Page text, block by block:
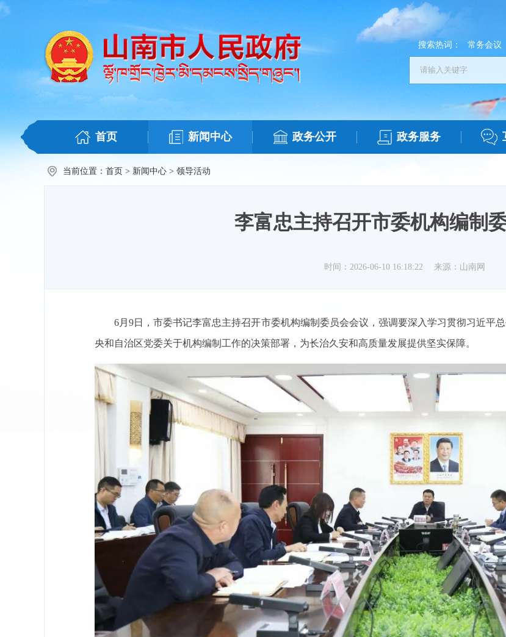
搜索热词： 常务会议
首页 新闻中心 政务公开 政务服务
当前位置： 首页 > 新闻中心 > 领导活动
李富忠主持召开市委机构编制
时间：2026-06-10 16:18:22 来源：山南网
6月9日，市委书记李富忠主持召开市委机构编制委员会会议，强调要深入学习贯彻习近平
央和自治区党委关于机构编制工作的决策部署，为长治久安和高质量发展提供坚实保障。